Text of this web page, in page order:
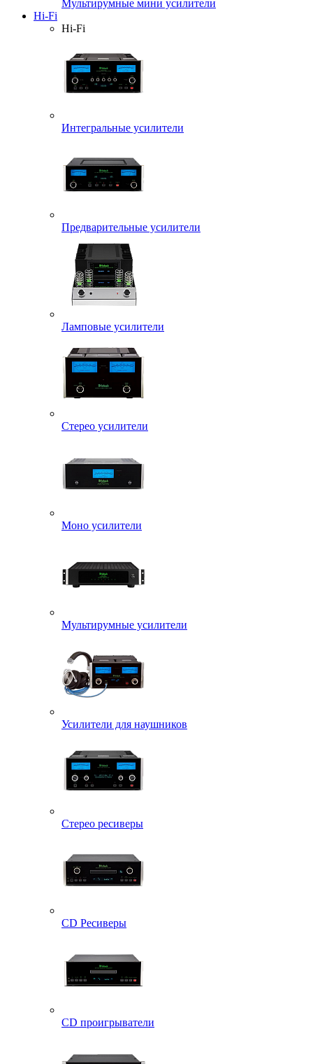
Мультирумные мини усилители
Hi-Fi
Hi-Fi
Интегральные усилители
Предварительные усилители
Ламповые усилители
Стерео усилители
Моно усилители
Мультирумные усилители
Усилители для наушников
Стерео ресиверы
CD Ресиверы
CD проигрыватели